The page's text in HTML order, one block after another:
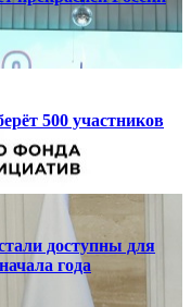
500 участников
доступны для
года